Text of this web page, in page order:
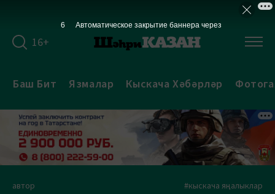
16+
Баш Бит Язмалар Кыскача Хәбәрләр
автор #кыскача яңалыклар
6 Автоматическое закрытие баннера через